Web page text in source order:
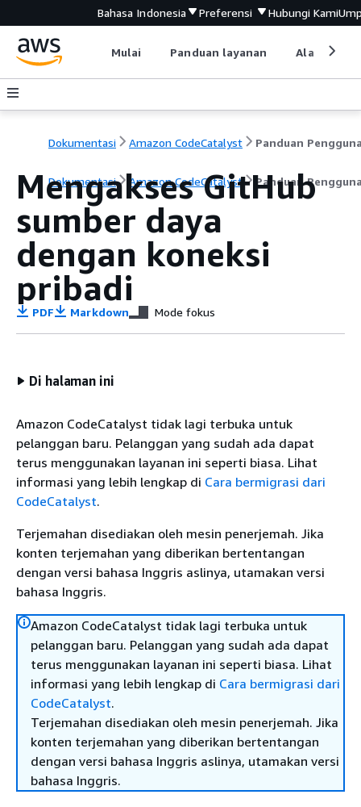
Bahasa Indonesia Preferensi Hubungi Kami
Mulai Panduan layanan Alat
Dokumentasi Amazon CodeCatalyst Panduan
Dokumentasi Amazon CodeCatalyst Panduan
Mengakses GitHub
sumber daya
dengan koneksi
pribadi
PDF Markdown Mode fokus
Di halaman ini
Amazon CodeCatalyst tidak lagi terbuka untuk
pelanggan baru. Pelanggan yang sudah ada dapat
terus menggunakan layanan ini seperti biasa. Lihat
informasi yang lebih lengkap di Cara bermigrasi dari
CodeCatalyst.
Terjemahan disediakan oleh mesin penerjemah. Jika
konten terjemahan yang diberikan bertentangan
dengan versi bahasa Inggris aslinya, utamakan versi
bahasa Inggris.
Amazon CodeCatalyst tidak lagi terbuka untuk
pelanggan baru. Pelanggan yang sudah ada dapat
terus menggunakan layanan ini seperti biasa. Lihat
informasi yang lebih lengkap di Cara bermigrasi dari
CodeCatalyst.
Terjemahan disediakan oleh mesin penerjemah. Jika
konten terjemahan yang diberikan bertentangan
dengan versi bahasa Inggris aslinya, utamakan versi
bahasa Inggris.